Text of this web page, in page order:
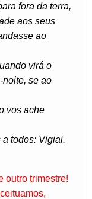
fora da terra,
aos seus
ao
virá o
noite, se ao
vos ache
todos: Vigiai.
outro trimestre!